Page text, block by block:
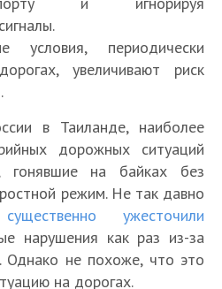
условия, периодически
увеличивают риск
в Таиланде, наиболее
дорожных ситуаций
гонявшие на байках без
режим. Не так давно
существенно ужесточили
нарушения как раз из-за
Однако не похоже, что это
на дорогах.